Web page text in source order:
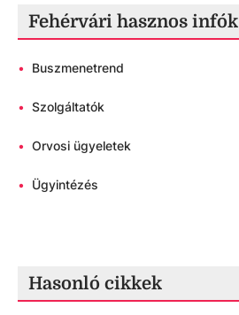
Fehérvári hasznos infók
• Buszmenetrend
• Szolgáltatók
• Orvosi ügyeletek
• Ügyintézés
Hasonló cikkek